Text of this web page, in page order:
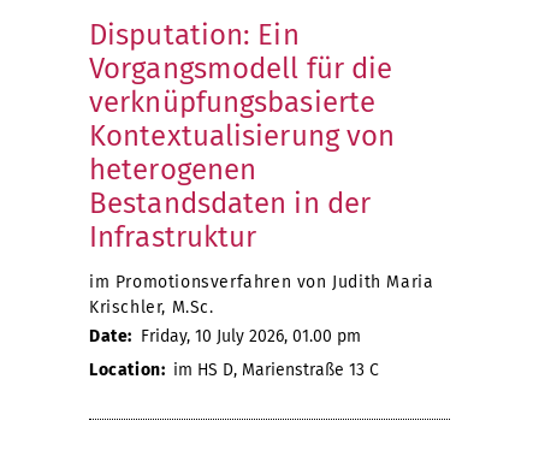
Disputation: Ein
Vorgangsmodell für die
verknüpfungsbasierte
Kontextualisierung von
heterogenen
Bestandsdaten in der
Infrastruktur
im Promotionsverfahren von Judith Maria
Krischler, M.Sc.
Date: Friday, 10 July 2026, 01.00 pm
Location: im HS D, Marienstraße 13 C